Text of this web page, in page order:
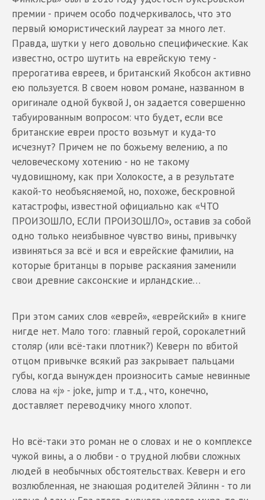
премии - причем особо подчеркивалось, что это
первый юмористический лауреат за много лет.
Правда, шутки у него довольно специфические. Как
известно, остро шутить на еврейскую тему -
прерогатива евреев, и британский Якобсон активно
ею пользуется. В своем новом романе, названном в
оригинале одной буквой J, он задается совершенно
табуированным вопросом: что будет, если все
британские евреи просто возьмут и куда-то
исчезнут? Причем не по божьему велению, а по
человеческому хотению - но не такому
чудовищному, как при Холокосте, а в результате
какой-то необъясняемой, но, похоже, бескровной
катастрофы, известной официально как «ЧТО
ПРОИЗОШЛО, ЕСЛИ ПРОИЗОШЛО», оставив за собой
одно только неизбывное чувство вины, привычку
извиняться за всё и вся и еврейские фамилии, на
которые британцы в порыве раскаяния заменили
свои древние саксонские и ирландские…
При этом самих слов «еврей», «еврейский» в книге
нигде нет. Мало того: главный герой, сорокалетний
столяр (или всё-таки плотник?) Кеверн по вбитой
отцом привычке всякий раз закрывает пальцами
губы, когда вынужден произносить самые невинные
слова на «j» - joke, jump и т.д., что, конечно,
доставляет переводчику много хлопот.
Но всё-таки это роман не о словах и не о комплексе
чужой вины, а о любви - о трудной любви сложных
людей в необычных обстоятельствах. Кеверн и его
возлюбленная, не знающая родителей Эйлинн - то ли